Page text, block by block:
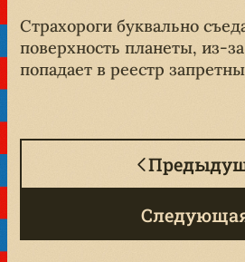
Страхороги буквально
поверхность планеты, из-
попадает в реестр